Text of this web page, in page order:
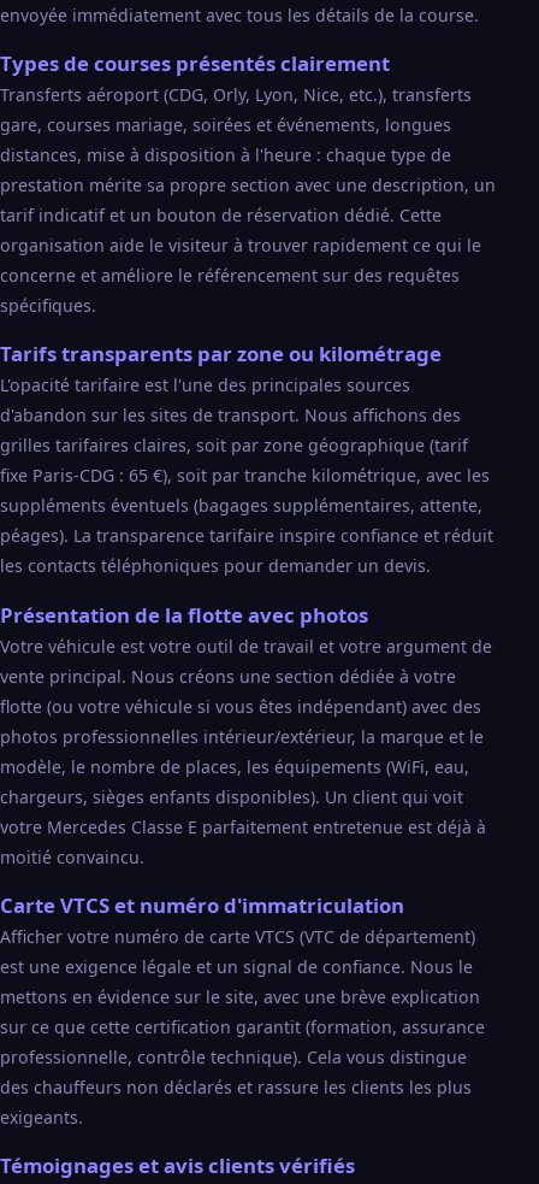
envoyée immédiatement avec tous les détails de la course.
Types de courses présentés clairement
Transferts aéroport (CDG, Orly, Lyon, Nice, etc.), transferts
gare, courses mariage, soirées et événements, longues
distances, mise à disposition à l'heure : chaque type de
prestation mérite sa propre section avec une description, un
tarif indicatif et un bouton de réservation dédié. Cette
organisation aide le visiteur à trouver rapidement ce qui le
concerne et améliore le référencement sur des requêtes
spécifiques.
Tarifs transparents par zone ou kilométrage
L'opacité tarifaire est l'une des principales sources
d'abandon sur les sites de transport. Nous affichons des
grilles tarifaires claires, soit par zone géographique (tarif
fixe Paris-CDG : 65 €), soit par tranche kilométrique, avec les
suppléments éventuels (bagages supplémentaires, attente,
péages). La transparence tarifaire inspire confiance et réduit
les contacts téléphoniques pour demander un devis.
Présentation de la flotte avec photos
Votre véhicule est votre outil de travail et votre argument de
vente principal. Nous créons une section dédiée à votre
flotte (ou votre véhicule si vous êtes indépendant) avec des
photos professionnelles intérieur/extérieur, la marque et le
modèle, le nombre de places, les équipements (WiFi, eau,
chargeurs, sièges enfants disponibles). Un client qui voit
votre Mercedes Classe E parfaitement entretenue est déjà à
moitié convaincu.
Carte VTCS et numéro d'immatriculation
Afficher votre numéro de carte VTCS (VTC de département)
est une exigence légale et un signal de confiance. Nous le
mettons en évidence sur le site, avec une brève explication
sur ce que cette certification garantit (formation, assurance
professionnelle, contrôle technique). Cela vous distingue
des chauffeurs non déclarés et rassure les clients les plus
exigeants.
Témoignages et avis clients vérifiés